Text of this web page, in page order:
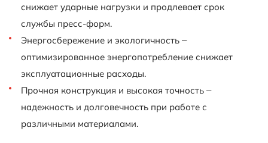
снижает ударные нагрузки и продлевает срок
службы пресс-форм.
Энергосбережение и экологичность –
оптимизированное энергопотребление снижает
эксплуатационные расходы.
Прочная конструкция и высокая точность –
надежность и долговечность при работе с
различными материалами.